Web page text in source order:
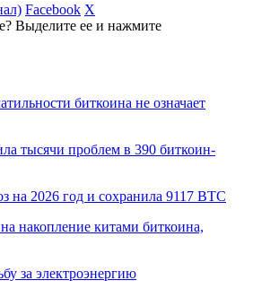
Facebook X
Выделите ее и нажмите
биткоина не означает
тысячи проблем в 390 биткоин-
на 2026 год и сохранила 9117 BTC
накопление китами биткоина,
за электроэнергию